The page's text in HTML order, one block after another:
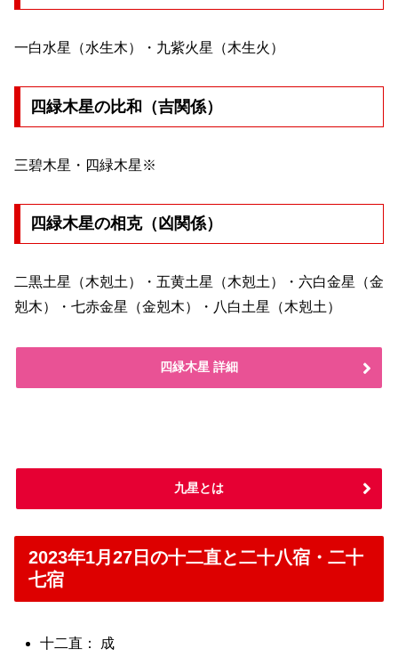
一白水星（水生木）・九紫火星（木生火）
四緑木星の比和（吉関係）
三碧木星・四緑木星※
四緑木星の相克（凶関係）
二黒土星（木剋土）・五黄土星（木剋土）・六白金星（金
剋木）・七赤金星（金剋木）・八白土星（木剋土）
四緑木星 詳細
九星とは
2023年1月27日の十二直と二十八宿・二十
七宿
十二直： 成